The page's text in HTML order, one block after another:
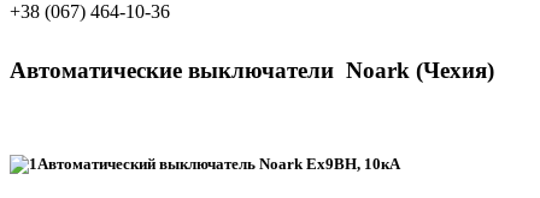
+38 (067) 464-10-36
Автоматические выключатели Noark (Чехия)
Автоматический выключатель Noark Ех9ВН, 10кА